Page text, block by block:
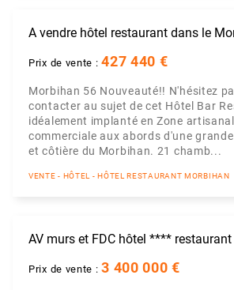
A vendre hôtel restaurant dans le
Prix de vente :427 440 €
Morbihan 56 Nouveauté!! N'hésitez
contacter au sujet de cet Hôtel Bar
idéalement implanté en Zone
commerciale aux abords d'une
et côtière du Morbihan. 21 chamb...
VENTE - HÔTEL - HÔTEL RESTAURANT MORBIHAN
AV murs et FDC hôtel ****
Prix de vente :3 400 000 €